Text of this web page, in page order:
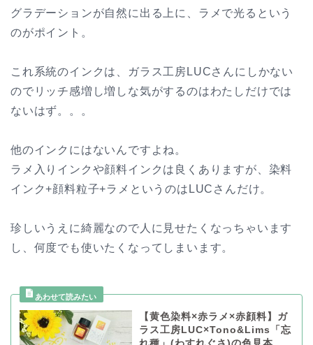
グラデーションが自然に出る上に、ラメで光るという
のがポイント。
これ系統のインクは、ガラス工房LUCさんにしかない
のでリッチ感増し増しな気がするのはわたしだけでは
ないはず。。。
他のインクにはないんですよね。
ラメ入りインクや顔料インクは良くありますが、染料
インク+顔料粒子+ラメというのはLUCさんだけ。
珍しいうえに綺麗なので人に見せたくなっちゃいます
し、何度でも使いたくなってしまいます。
【黄色染料×赤ラメ×赤顔料】ガ
ラス工房LUC×Tono&Lims「忘